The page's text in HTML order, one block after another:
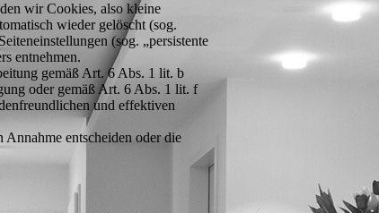
wir Cookies, also kleine
wieder gelöscht (sog.
(sog. „persistente
entnehmen.
gemäß Art. 6 Abs. 1 lit. b
oder gemäß Art. 6 Abs. 1 lit. f
und effektiven
entscheiden oder die